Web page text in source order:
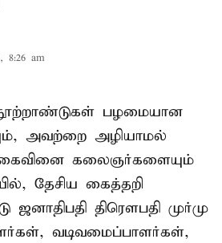
8:26 am
பழமையான
அவற்றை அழியாமல்
கைவினை கலைஞர்களையும்
தேசிய கைத்தறி
ஜனாதிபதி திரௌபதி முர்மு
வடிவமைப்பாளர்கள்,